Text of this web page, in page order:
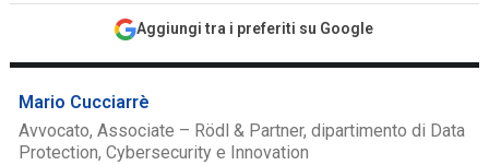
Aggiungi tra i preferiti su Google
Mario Cucciarrè
Avvocato, Associate – Rödl & Partner, dipartimento di Data
Protection, Cybersecurity e Innovation